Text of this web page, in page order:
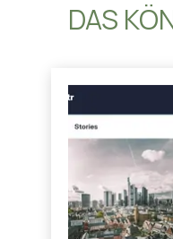
DAS